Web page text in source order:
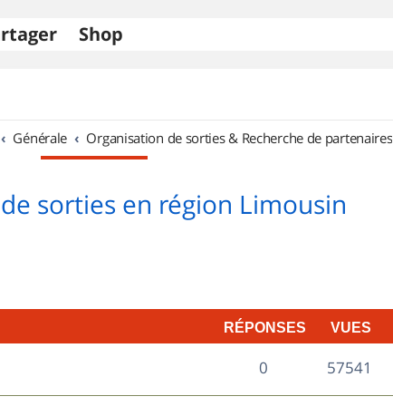
Shop
Générale Organisation de sorties & Recherche de partenaires
sorties en région Limousin
RÉPONSES VUES
0R
é
57541
u